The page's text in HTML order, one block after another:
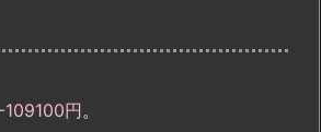
-109100円。